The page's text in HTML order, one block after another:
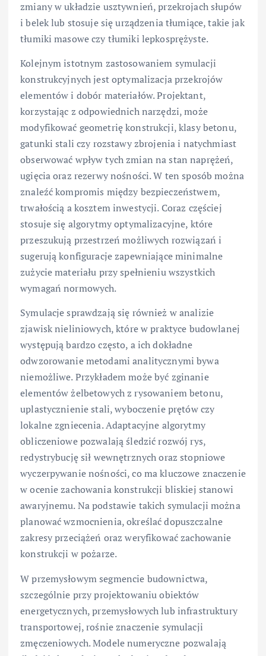
zmiany w układzie usztywnień, przekrojach słupów
i belek lub stosuje się urządzenia tłumiące, takie jak
tłumiki masowe czy tłumiki lepkosprężyste.
Kolejnym istotnym zastosowaniem symulacji
konstrukcyjnych jest optymalizacja przekrojów
elementów i dobór materiałów. Projektant,
korzystając z odpowiednich narzędzi, może
modyfikować geometrię konstrukcji, klasy betonu,
gatunki stali czy rozstawy zbrojenia i natychmiast
obserwować wpływ tych zmian na stan naprężeń,
ugięcia oraz rezerwy nośności. W ten sposób można
znaleźć kompromis między bezpieczeństwem,
trwałością a kosztem inwestycji. Coraz częściej
stosuje się algorytmy optymalizacyjne, które
przeszukują przestrzeń możliwych rozwiązań i
sugerują konfiguracje zapewniające minimalne
zużycie materiału przy spełnieniu wszystkich
wymagań normowych.
Symulacje sprawdzają się również w analizie
zjawisk nieliniowych, które w praktyce budowlanej
występują bardzo często, a ich dokładne
odwzorowanie metodami analitycznymi bywa
niemożliwe. Przykładem może być zginanie
elementów żelbetowych z rysowaniem betonu,
uplastycznienie stali, wyboczenie prętów czy
lokalne zgniecenia. Adaptacyjne algorytmy
obliczeniowe pozwalają śledzić rozwój rys,
redystrybucję sił wewnętrznych oraz stopniowe
wyczerpywanie nośności, co ma kluczowe znaczenie
w ocenie zachowania konstrukcji bliskiej stanowi
awaryjnemu. Na podstawie takich symulacji można
planować wzmocnienia, określać dopuszczalne
zakresy przeciążeń oraz weryfikować zachowanie
konstrukcji w pożarze.
W przemysłowym segmencie budownictwa,
szczególnie przy projektowaniu obiektów
energetycznych, przemysłowych lub infrastruktury
transportowej, rośnie znaczenie symulacji
zmęczeniowych. Modele numeryczne pozwalają